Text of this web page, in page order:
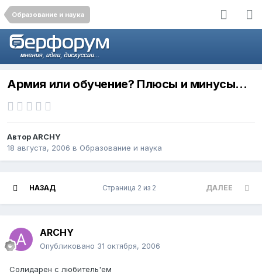
Образование и наука
Армия или обучение? Плюсы и минусы...
АвторARCHY
18 августа, 2006 в Образование и наука
НАЗАД ДАЛЕЕ
Страница 2 из 2
ARCHY
Опубликовано 31 октября, 2006
Солидарен с любитель'ем